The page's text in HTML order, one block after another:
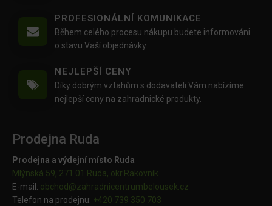
PROFESIONÁLNÍ KOMUNIKACE
Během celého procesu nákupu budete informováni
o stavu Vaší objednávky.
NEJLEPŠÍ CENY
Díky dobrým vztahům s dodavateli Vám nabízíme
nejlepší ceny na zahradnické produkty.
Prodejna Ruda
Prodejna a výdejní místo Ruda
Mlýnská 59, 271 01 Ruda, okr.Rakovník
E-mail: obchod@zahradnicentrumbelousek.cz
Telefon na prodejnu: +420 739 350 703